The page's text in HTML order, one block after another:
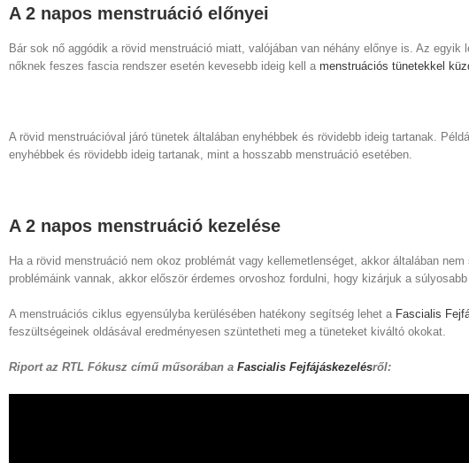
A 2 napos menstruáció előnyei
Bár sok nő aggódik a rövid menstruáció miatt, valójában van néhány előnye is. Az
nőknek feszes fascia rendszer esetén kevesebb ideig kell a menstruációs tünetekkel
A rövid menstruációval járó tünetek általában enyhébbek és rövidebb ideig tartanak.
enyhébbek és rövidebb ideig tartanak, mint a hosszabb menstruáció esetében.
A 2 napos menstruáció kezelése
Ha a rövid menstruáció nem okoz problémát vagy kellemetlenséget, akkor általában
problémáink vannak, akkor először érdemes orvoshoz fordulni, hogy kizárjuk a
A menstruációs ciklus egyensúlyba kerülésében hatékony segítség lehet a Fascialis
feszültségeinek oldásával eredményesen szüntetheti meg a tüneteket kiváltó okokat.
Riport az RTL Fókusz című műsorában a Fascialis Fejfájáskezelésről: